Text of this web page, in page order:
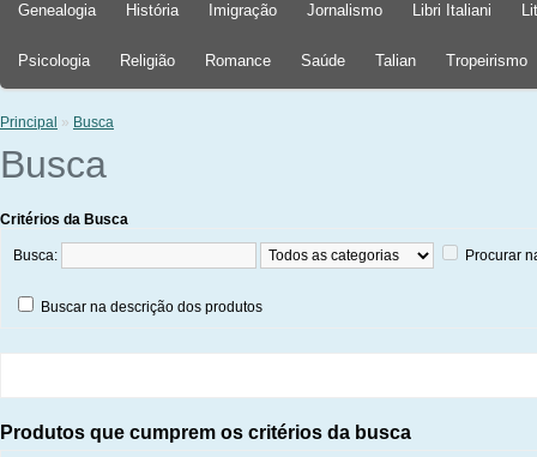
Genealogia História Imigração Jornalismo Libri Italiani
Psicologia Religião Romance Saúde Talian Tropeirismo
Principal » Busca
Busca
Critérios da Busca
Busca: Procurar
Buscar na descrição dos produtos
Produtos que cumprem os critérios da busca